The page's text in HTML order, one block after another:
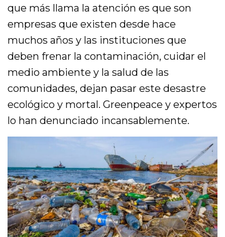
que más llama la atención es que son
empresas que existen desde hace
muchos años y las instituciones que
deben frenar la contaminación, cuidar el
medio ambiente y la salud de las
comunidades, dejan pasar este desastre
ecológico y mortal. Greenpeace y expertos
lo han denunciado incansablemente.